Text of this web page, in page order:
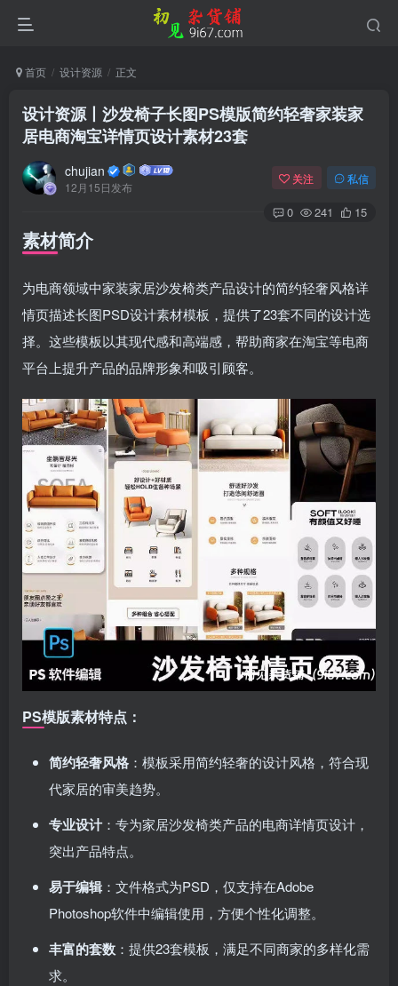
首页 设计资源 正文
设计资源丨沙发椅子长图PS模版简约轻奢家装家
居电商淘宝详情页设计素材23套
chujian
12月15日发布
关注 私信
0 241 15
素材简介
为电商领域中家装家居沙发椅类产品设计的简约轻奢风格详
情页描述长图PSD设计素材模板，提供了23套不同的设计选
择。这些模板以其现代感和高端感，帮助商家在淘宝等电商
平台上提升产品的品牌形象和吸引顾客。
PS模版素材特点：
简约轻奢风格 ：模板采用简约轻奢的设计风格，符合现
代家居的审美趋势。
专业设计：专为家居沙发椅类产品的电商详情页设计，
突出产品特点。
易于编辑：文件格式为PSD，仅支持在Adobe
Photoshop软件中编辑使用，方便个性化调整。
丰富的套数 ：提供23套模板，满足不同商家的多样化需
求。
登录
用户名或邮箱
登录密码
记住登录 找回密码|免密登录
社交账号登录
使用社交账号登录即表示同意用户协议、隐私声明